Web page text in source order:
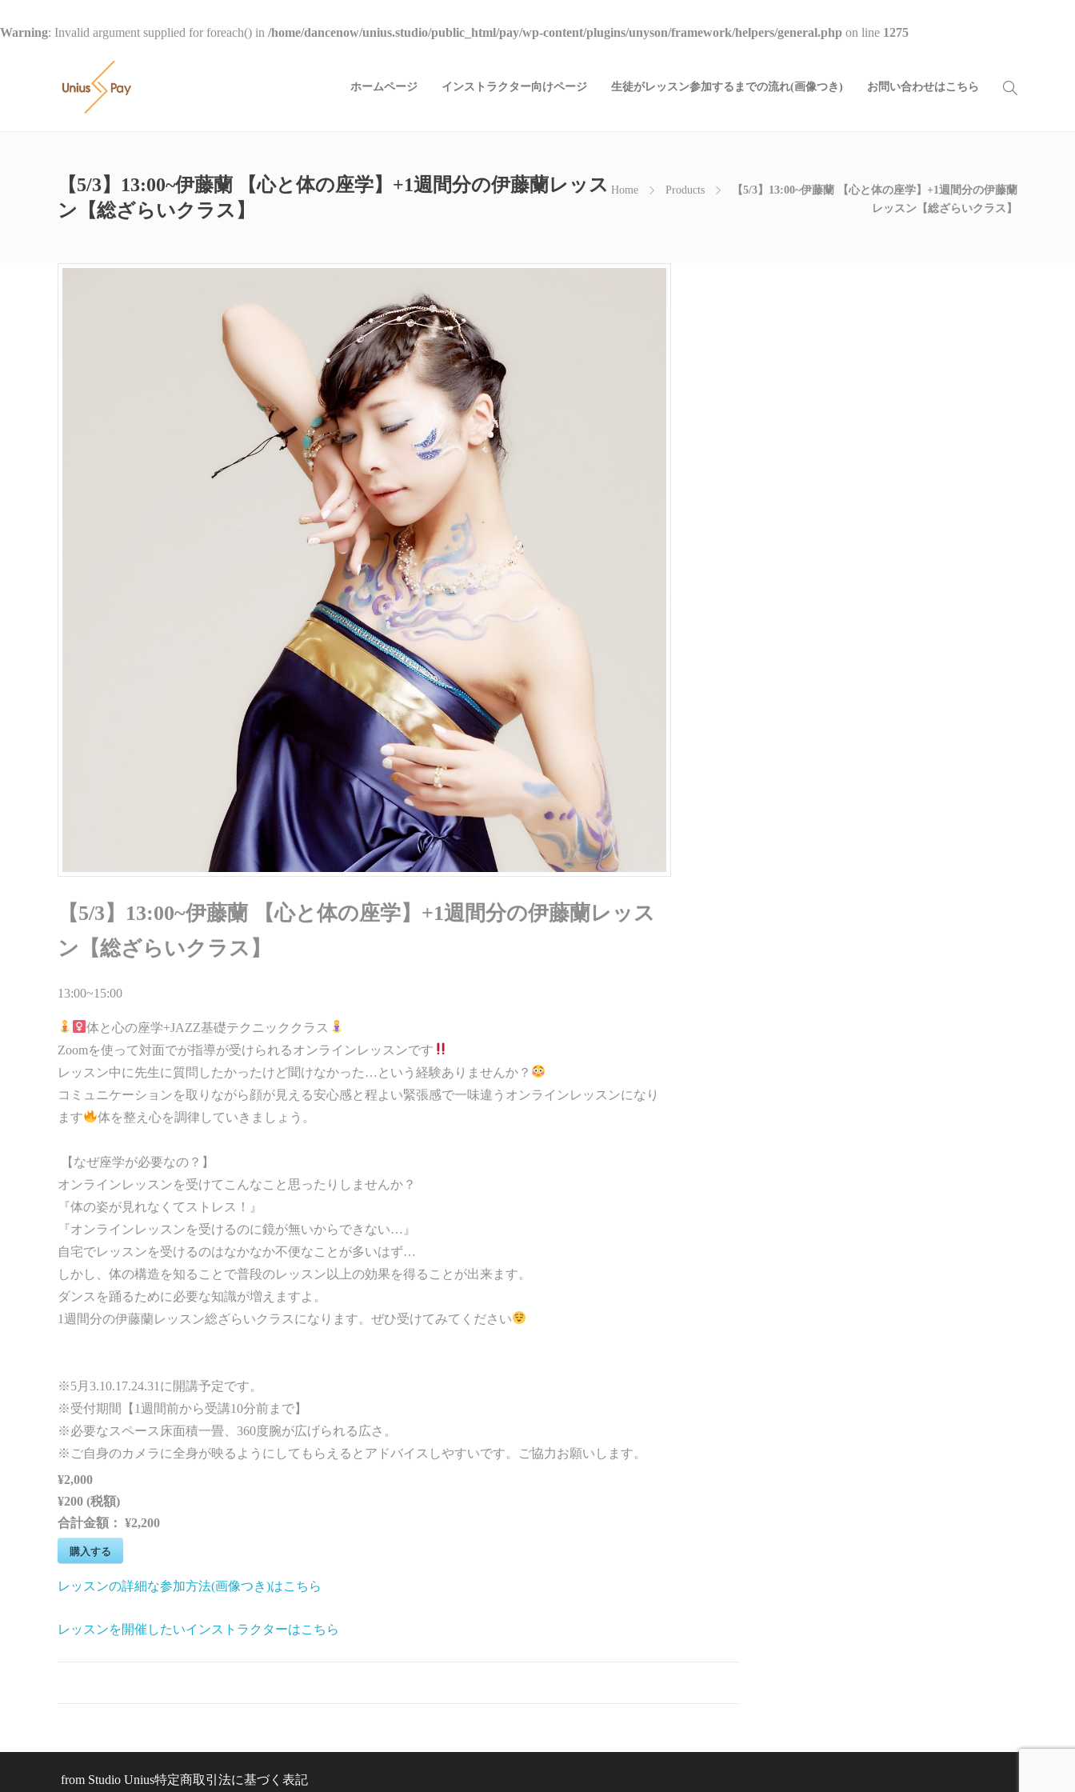
Warning: Invalid argument supplied for foreach() in /home/dancenow/unius.studio/public_html/pay/wp-content/plugins/unyson/framework/helpers/general.php on line 1275
ホームページ インストラクター向けページ 生徒がレッスン参加するまでの流れ(画像つき) お問い合わせはこちら
【5/3】13:00~伊藤蘭 【心と体の座学】+1週間分の伊藤蘭レッス
ン【総ざらいクラス】
Home Products
【5/3】13:00~伊藤蘭 【心と体の座学】+1週間分の伊藤蘭
レッスン【総ざらいクラス】
【5/3】13:00~伊藤蘭 【心と体の座学】+1週間分の伊藤蘭レッス
ン【総ざらいクラス】
13:00~15:00
体と心の座学+JAZZ基礎テクニッククラス
Zoomを使って対面でが指導が受けられるオンラインレッスンです
レッスン中に先生に質問したかったけど聞けなかった…という経験ありませんか？
コミュニケーションを取りながら顔が見える安心感と程よい緊張感で一味違うオンラインレッスンになり
ます
体を整え心を調律していきましょう。
【なぜ座学が必要なの？】
オンラインレッスンを受けてこんなこと思ったりしませんか？
『体の姿が見れなくてストレス！』
『オンラインレッスンを受けるのに鏡が無いからできない…』
自宅でレッスンを受けるのはなかなか不便なことが多いはず…
しかし、体の構造を知ることで普段のレッスン以上の効果を得ることが出来ます。
ダンスを踊るために必要な知識が増えますよ。
1週間分の伊藤蘭レッスン総ざらいクラスになります。ぜひ受けてみてください
※5月3.10.17.24.31に開講予定です。
※受付期間【1週間前から受講10分前まで】
※必要なスペース床面積一畳、360度腕が広げられる広さ。
※ご自身のカメラに全身が映るようにしてもらえるとアドバイスしやすいです。ご協力お願いします。
¥2,000
¥200 (税額)
合計金額： ¥2,200
購入する
レッスンの詳細な参加方法(画像つき)はこちら
レッスンを開催したいインストラクターはこちら
from Studio Unius特定商取引法に基づく表記